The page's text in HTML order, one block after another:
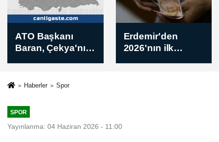
Erdemir'den
2026'nın ilk
kar
Yemen
hükümetine bağlı
Haberler Spor
SPOR
Yayınlanma: 04 Haziran 2026 - 11:00